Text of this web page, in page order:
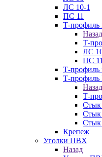
ЛС 10-1
ПС 11
Т-профиль
Назад
Т-
ЛС
ПС
Т-профиль
Т-профиль
Назад
Т-
Стык
Стык
Стык
Крепеж
Уголки ПВХ
Назад